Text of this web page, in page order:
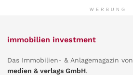
WERBUNG
immobilien investment
Das Immobilien- & Anlagemagazin von
medien & verlags GmbH.